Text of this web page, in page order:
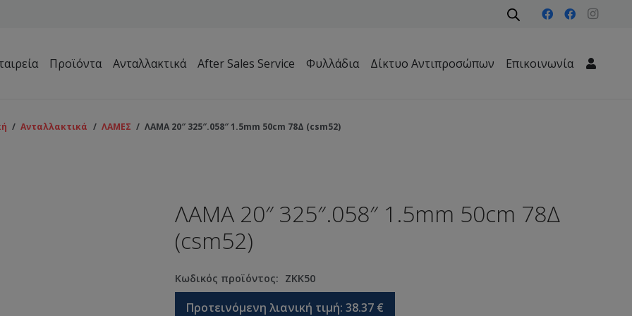
Προϊόντα Ανταλλακτικά After Sales Service Φυλλάδια Δίκτυο Αντιπροσώπων Επικοινωνία
/ Ανταλλακτικά / ΛΑΜΕΣ / ΛΑΜΑ 20″ 325″.058″ 1.5mm 50cm 78Δ (csm52)
ΛΑΜΑ 20″ 325″.058″ 1.5mm 50cm 78Δ
(csm52)
Κωδικός προϊόντος: ZKK50
Προτεινόμενη λιανική τιμή: 38.37 €